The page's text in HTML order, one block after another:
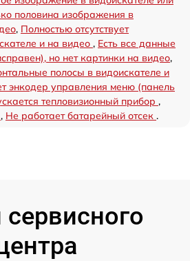
половина изображения в
, Полностью отсутствует
и на видео , Есть все данные
но нет картинки на видео,
полосы в видоискателе и
энкодер управления меню (панель
тепловизионный прибор ,
, Не работает батарейный отсек .